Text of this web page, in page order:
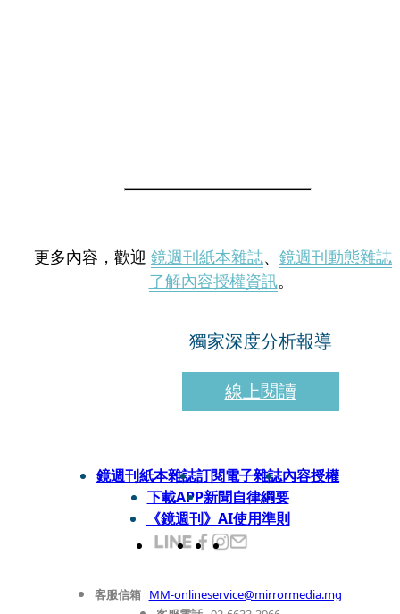
更多內容，歡迎 鏡週刊紙本雜誌、 鏡週刊動態雜誌
了解內容授權資訊。
獨家深度分析報導
線上閱讀
鏡週刊紙本雜誌訂閱電子雜誌內容授權
下載APP新聞自律綱要
《鏡週刊》AI使用準則
客服信箱 MM-onlineservice@mirrormedia.mg